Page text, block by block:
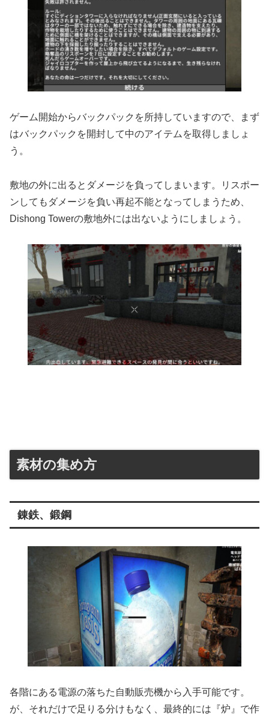
ゲーム開始からバックパックを所持していますので、まず
はバックパックを開封して中のアイテムを取得しましょ
う。
敷地の外に出るとダメージを負ってしまいます。リスポー
ンしてもダメージを負い再起不能となってしまうため、
Dishong Towerの敷地外には出ないようにしましょう。
素材の集め方
錬鉄、鍛鋼
各階にある電源の落ちた自動販売機から入手可能です。
が、それだけで足りる分けもなく、最終的には『炉』で作